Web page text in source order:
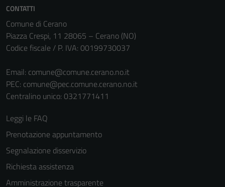
CONTATTI
Comune di Cerano
Piazza Crespi, 11 28065 – Cerano (NO)
Codice fiscale / P. IVA: 00199730037
Email: comune@comune.cerano.no.it
PEC: comune@pec.comune.cerano.no.it
Centralino unico: 0321771411
Leggi le FAQ
Prenotazione appuntamento
Segnalazione disservizio
Richiesta assistenza
Amministrazione trasparente